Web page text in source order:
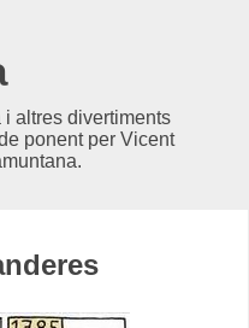
altres divertiments
ponent per Vicent